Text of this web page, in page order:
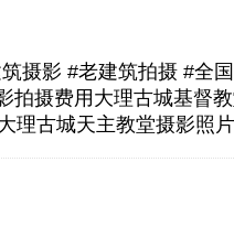
摄影 #老建筑拍摄 #全国
拍摄费用 大理古城基督
理古城天主教堂摄影照片